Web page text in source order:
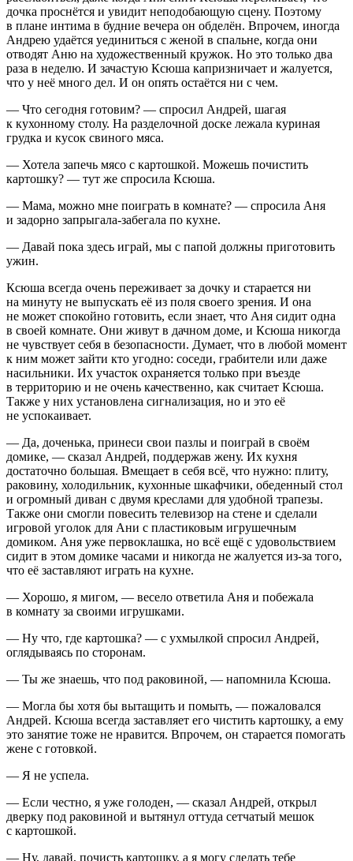
дочка проснётся и увидит неподобающую сцену. Поэтому
в плане интима в будние вечера он обделён. Впрочем, иногда
Андрею удаётся уединиться с женой в спальне, когда они
отводят Аню на художественный кружок. Но это только два
раза в неделю. И зачастую Ксюша капризничает и жалуется,
что у неё много дел. И он опять остаётся ни с чем.
— Что сегодня готовим? — спросил Андрей, шагая
к кухонному столу. На разделочной доске лежала куриная
грудка и кусок свиного мяса.
— Хотела запечь мясо с картошкой. Можешь почистить
картошку? — тут же спросила Ксюша.
— Мама, можно мне поиграть в комнате? — спросила Аня
и задорно запрыгала-забегала по кухне.
— Давай пока здесь играй, мы с папой должны приготовить
ужин.
Ксюша всегда очень переживает за дочку и старается ни
на минуту не выпускать её из поля своего зрения. И она
не может спокойно готовить, если знает, что Аня сидит одна
в своей комнате. Они живут в дачном доме, и Ксюша никогда
не чувствует себя в безопасности. Думает, что в любой момент
к ним может зайти кто угодно: соседи, грабители или даже
насильники. Их участок охраняется только при въезде
в территорию и не очень качественно, как считает Ксюша.
Также у них установлена сигнализация, но и это её
не успокаивает.
— Да, доченька, принеси свои пазлы и поиграй в своём
домике, — сказал Андрей, поддержав жену. Их кухня
достаточно большая. Вмещает в себя всё, что нужно: плиту,
раковину, холодильник, кухонные шкафчики, обеденный стол
и огромный диван с двумя креслами для удобной трапезы.
Также они смогли повесить телевизор на стене и сделали
игровой уголок для Ани с пластиковым игрушечным
домиком. Аня уже первоклашка, но всё ещё с удовольствием
сидит в этом домике часами и никогда не жалуется из-за того,
что её заставляют играть на кухне.
— Хорошо, я мигом, — весело ответила Аня и побежала
в комнату за своими игрушками.
— Ну что, где картошка? — с ухмылкой спросил Андрей,
оглядываясь по сторонам.
— Ты же знаешь, что под раковиной, — напомнила Ксюша.
— Могла бы хотя бы вытащить и помыть, — пожаловался
Андрей. Ксюша всегда заставляет его чистить картошку, а ему
это занятие тоже не нравится. Впрочем, он старается помогать
жене с готовкой.
— Я не успела.
— Если честно, я уже голоден, — сказал Андрей, открыл
дверку под раковиной и вытянул оттуда сетчатый мешок
с картошкой.
— Ну, давай, почисть картошку, а я могу сделать тебе